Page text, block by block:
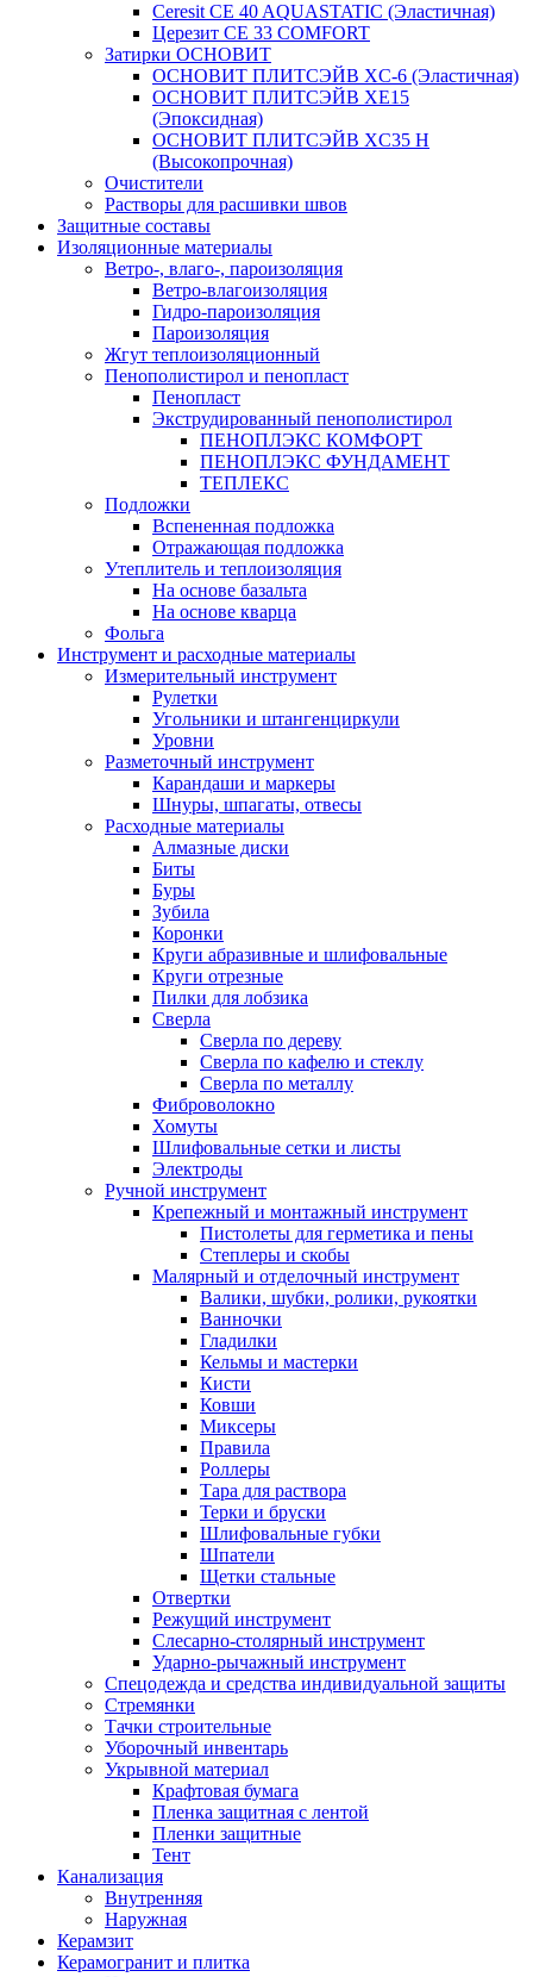
Ceresit CE 40 AQUASTATIC (Эластичная)
Церезит CE 33 COMFORT
Затирки ОСНОВИТ
ОСНОВИТ ПЛИТСЭЙВ XC-6 (Эластичная)
ОСНОВИТ ПЛИТСЭЙВ XЕ15
(Эпоксидная)
ОСНОВИТ ПЛИТСЭЙВ XС35 Н
(Высокопрочная)
Очистители
Растворы для расшивки швов
Защитные составы
Изоляционные материалы
Ветро-, влаго-, пароизоляция
Ветро-влагоизоляция
Гидро-пароизоляция
Пароизоляция
Жгут теплоизоляционный
Пенополистирол и пенопласт
Пенопласт
Экструдированный пенополистирол
ПЕНОПЛЭКС КОМФОРТ
ПЕНОПЛЭКС ФУНДАМЕНТ
ТЕПЛЕКС
Подложки
Вспененная подложка
Отражающая подложка
Утеплитель и теплоизоляция
На основе базальта
На основе кварца
Фольга
Инструмент и расходные материалы
Измерительный инструмент
Рулетки
Угольники и штангенциркули
Уровни
Разметочный инструмент
Карандаши и маркеры
Шнуры, шпагаты, отвесы
Расходные материалы
Алмазные диски
Биты
Буры
Зубила
Коронки
Круги абразивные и шлифовальные
Круги отрезные
Пилки для лобзика
Сверла
Сверла по дереву
Сверла по кафелю и стеклу
Сверла по металлу
Фиброволокно
Хомуты
Шлифовальные сетки и листы
Электроды
Ручной инструмент
Крепежный и монтажный инструмент
Пистолеты для герметика и пены
Степлеры и скобы
Малярный и отделочный инструмент
Валики, шубки, ролики, рукоятки
Ванночки
Гладилки
Кельмы и мастерки
Кисти
Ковши
Миксеры
Правила
Роллеры
Тара для раствора
Терки и бруски
Шлифовальные губки
Шпатели
Щетки стальные
Отвертки
Режущий инструмент
Слесарно-столярный инструмент
Ударно-рычажный инструмент
Спецодежда и средства индивидуальной защиты
Стремянки
Тачки строительные
Уборочный инвентарь
Укрывной материал
Крафтовая бумага
Пленка защитная с лентой
Пленки защитные
Тент
Канализация
Внутренняя
Наружная
Керамзит
Керамогранит и плитка